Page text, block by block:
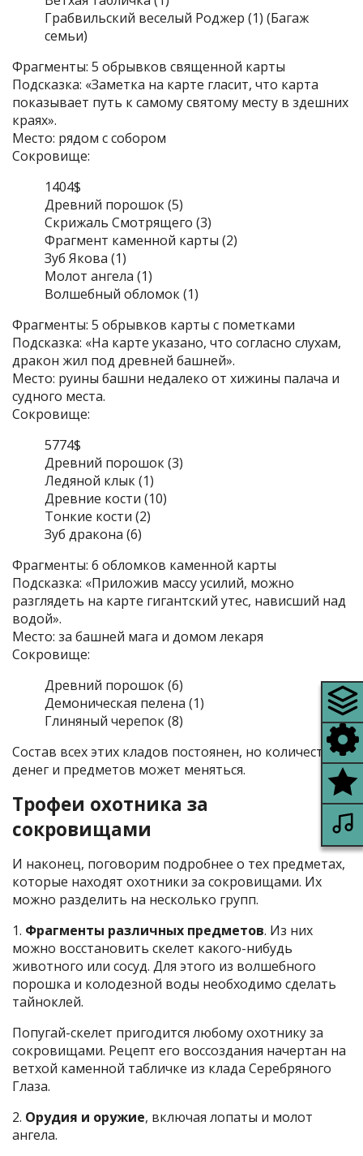
Грабвильский веселый Роджер (1) (Багаж
семьи)
Фрагменты: 5 обрывков священной карты
Подсказка: «Заметка на карте гласит, что карта
показывает путь к самому святому месту в здешних
краях».
Место: рядом с собором
Сокровище:
1404$
Древний порошок (5)
Скрижаль Смотрящего (3)
Фрагмент каменной карты (2)
Зуб Якова (1)
Молот ангела (1)
Волшебный обломок (1)
Фрагменты: 5 обрывков карты с пометками
Подсказка: «На карте указано, что согласно слухам,
дракон жил под древней башней».
Место: руины башни недалеко от хижины палача и
судного места.
Сокровище:
5774$
Древний порошок (3)
Ледяной клык (1)
Древние кости (10)
Тонкие кости (2)
Зуб дракона (6)
Фрагменты: 6 обломков каменной карты
Подсказка: «Приложив массу усилий, можно
разглядеть на карте гигантский утес, нависший над
водой».
Место: за башней мага и домом лекаря
Сокровище:
Древний порошок (6)
Демоническая пелена (1)
Глиняный черепок (8)
Состав всех этих кладов постоянен, но количество
денег и предметов может меняться.
Трофеи охотника за
сокровищами
И наконец, поговорим подробнее о тех предметах,
которые находят охотники за сокровищами. Их
можно разделить на несколько групп.
1. Фрагменты различных предметов. Из них
можно восстановить скелет какого-нибудь
животного или сосуд. Для этого из волшебного
порошка и колодезной воды необходимо сделать
тайноклей.
Попугай-скелет пригодится любому охотнику за
сокровищами. Рецепт его воссоздания начертан на
ветхой каменной табличке из клада Серебряного
Глаза.
2. Орудия и оружие, включая лопаты и молот
ангела.